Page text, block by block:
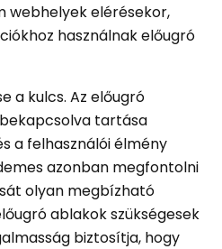
webhelyek elérésekor,
használnak előugró
a kulcs. Az előugró
tartása
a felhasználói élmény
azonban megfontolni
olyan megbízható
ablakok szükségesek
biztosítja, hogy